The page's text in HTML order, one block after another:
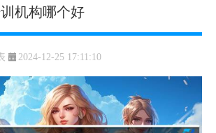
机构哪个好
2024-12-25 17:11:10